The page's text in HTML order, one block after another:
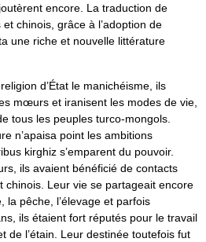
encore. La traduction de
chinois, grâce à l’adoption de
une riche et nouvelle littérature
d’État le manichéisme, ils
mœurs et iranisent les modes de vie,
tous les peuples turco-mongols.
n’apaisa point les ambitions
kirghiz s’emparent du pouvoir.
ils avaient bénéficié de contacts
chinois. Leur vie se partageait encore
la pêche, l’élevage et parfois
ils étaient fort réputés pour le travail
de l’étain. Leur destinée toutefois fut